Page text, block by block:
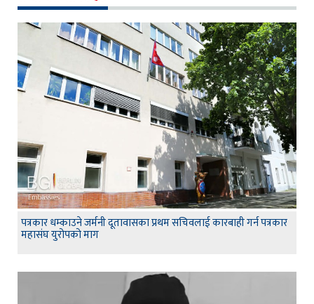
पत्रकार धम्काउने जर्मनी दूतावासका प्रथम सचिवलाई कारबाही गर्न पत्रकार
महासंघ युरोपको माग